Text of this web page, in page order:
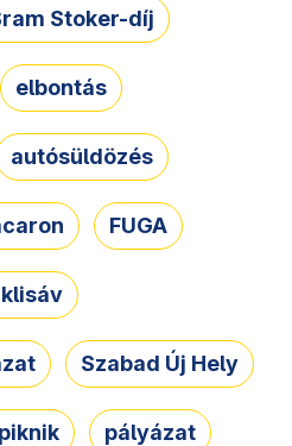
Stoker-díj
elbontás
autósüldözés
FUGA
Szabad Új Hely
pályázat